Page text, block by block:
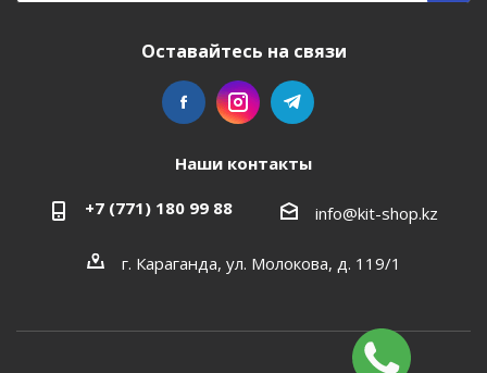
Оставайтесь на связи
Наши контакты
+7 (771) 180 99 88 info@kit-shop.kz
г. Караганда, ул. Молокова, д. 119/1